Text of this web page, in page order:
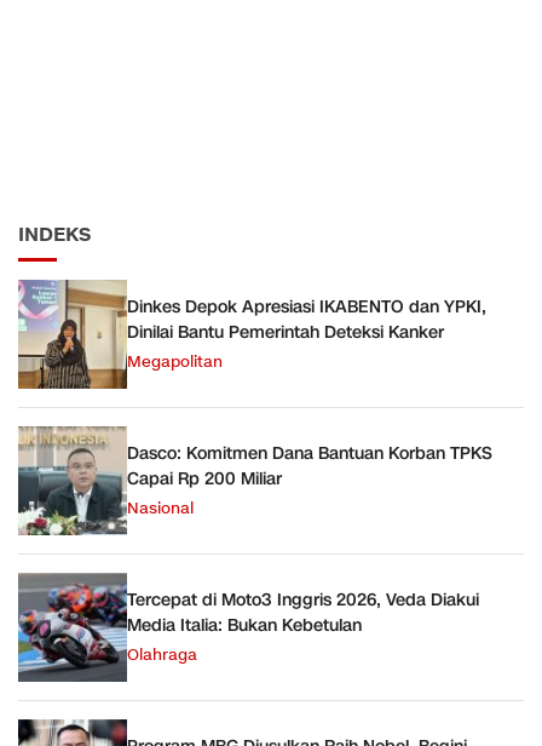
INDEKS
Dinkes Depok Apresiasi IKABENTO dan YPKI,
Dinilai Bantu Pemerintah Deteksi Kanker
Megapolitan
Dasco: Komitmen Dana Bantuan Korban TPKS
Capai Rp 200 Miliar
Nasional
Tercepat di Moto3 Inggris 2026, Veda Diakui
Media Italia: Bukan Kebetulan
Olahraga